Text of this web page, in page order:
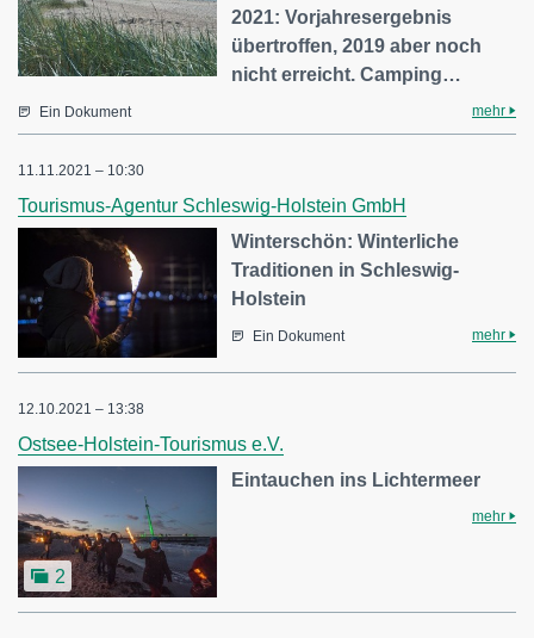
2021: Vorjahresergebnis
übertroffen, 2019 aber noch
nicht erreicht. Camping…
Ein Dokument mehr
11.11.2021 – 10:30
Tourismus-Agentur Schleswig-Holstein GmbH
Winterschön: Winterliche
Traditionen in Schleswig-
Holstein
Ein Dokument mehr
12.10.2021 – 13:38
Ostsee-Holstein-Tourismus e.V.
2
Eintauchen ins Lichtermeer
mehr